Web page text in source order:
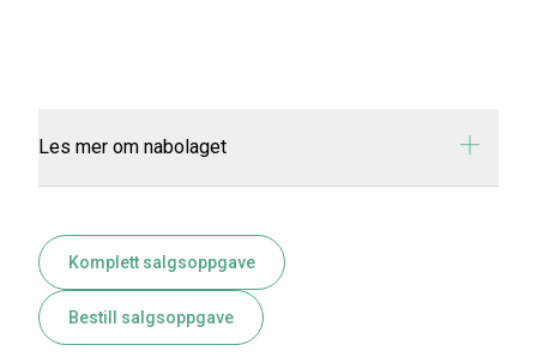
Les mer om nabolaget
Komplett salgsoppgave
Bestill salgsoppgave